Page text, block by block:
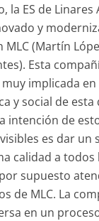
la ES de Linares
y
MLC (Martín
Esta
implicada en
y social de esta
intención de
es dar un
calidad a todos
supuesto
de MLC. La
en un